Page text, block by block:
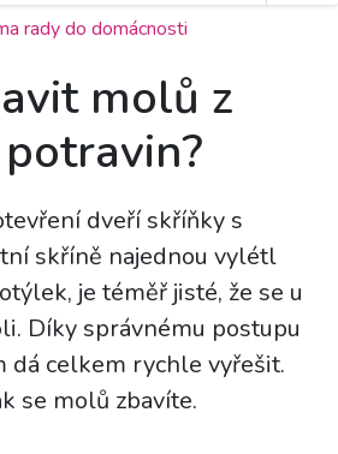
rady do domácnosti
molů z
dveří skříňky s
skříně najednou vylétl
je téměř jisté, že se u
Díky správnému postupu
dá celkem rychle vyřešit.
se molů zbavíte.